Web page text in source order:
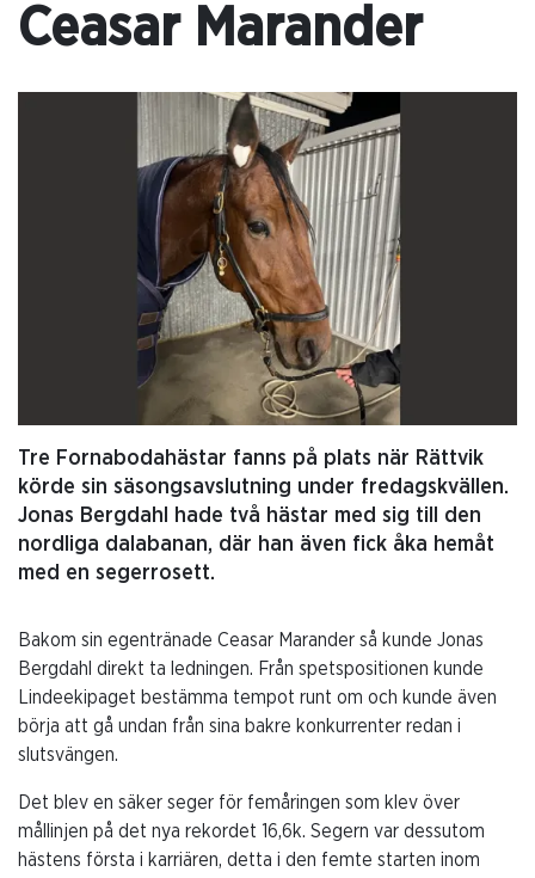
Ceasar Marander
Tre Fornabodahästar fanns på plats när Rättvik
körde sin säsongsavslutning under fredagskvällen.
Jonas Bergdahl hade två hästar med sig till den
nordliga dalabanan, där han även fick åka hemåt
med en segerrosett.
Bakom sin egentränade Ceasar Marander så kunde Jonas
Bergdahl direkt ta ledningen. Från spetspositionen kunde
Lindeekipaget bestämma tempot runt om och kunde även
börja att gå undan från sina bakre konkurrenter redan i
slutsvängen.
Det blev en säker seger för femåringen som klev över
mållinjen på det nya rekordet 16,6k. Segern var dessutom
hästens första i karriären, detta i den femte starten inom